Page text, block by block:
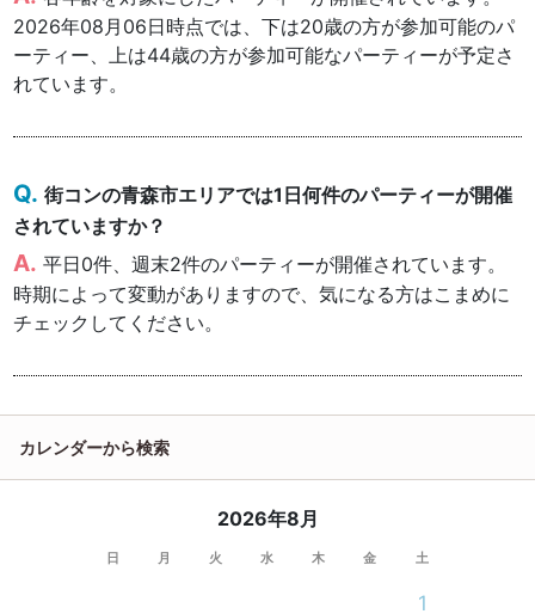
2026年08月06日時点では、下は20歳の方が参加可能のパ
ーティー、上は44歳の方が参加可能なパーティーが予定さ
れています。
街コンの青森市エリアでは1日何件のパーティーが開催
されていますか？
平日0件、週末2件のパーティーが開催されています。
時期によって変動がありますので、気になる方はこまめに
チェックしてください。
カレンダーから検索
2026年8月
日 月 火 水 木 金 土
1